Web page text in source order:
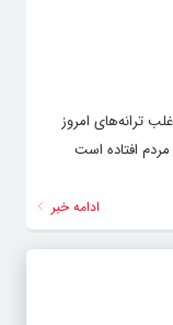
این‌که اغلب ترانه‌های امروز
افتاده است
ادامه خبر